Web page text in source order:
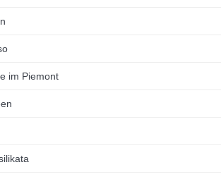
im Piemont